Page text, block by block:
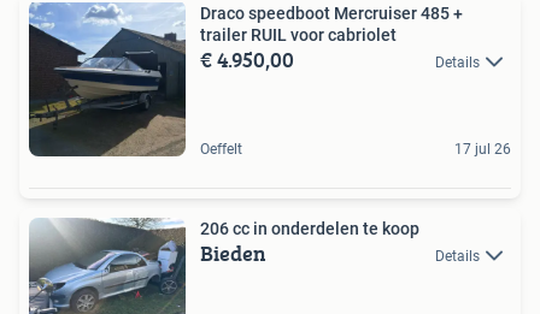
Draco speedboot Mercruiser 485 +
trailer RUIL voor cabriolet
€ 4.950,00 Details
Oeffelt 17 jul 26
206 cc in onderdelen te koop
Bieden Details